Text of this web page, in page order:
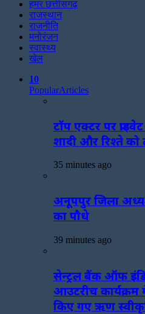
हमर छत्तीसगढ़
राजस्थान
राजनीति
मनोरंजन
स्वास्थ्य
खेल
10
PopularArticles
टॉप एक्टर पर
शादी और रिश्ते
35 minutes ago
अनूपपुर जिला
का पौधे
39 minutes ago
सेन्ट्रल बैंक ऑफ
आउटरीच कार्यक्रम
किए गए ऋण